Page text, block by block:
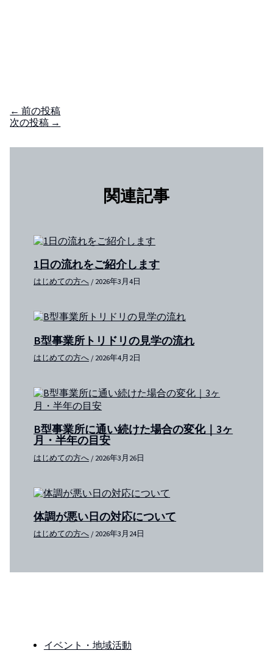
← 前の投稿
次の投稿 →
関連記事
1日の流れをご紹介します
はじめての方へ /2026年3月4日
B型事業所トリドリの見学の流れ
はじめての方へ /2026年4月2日
B型事業所に通い続けた場合の変化｜3ヶ
月・半年の目安
はじめての方へ /2026年3月26日
体調が悪い日の対応について
はじめての方へ /2026年3月24日
イベント・地域活動